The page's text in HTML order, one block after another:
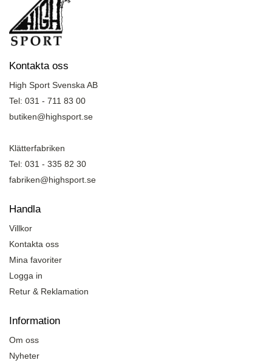
Kontakta oss
High Sport Svenska AB
Tel: 031 - 711 83 00
butiken@highsport.se
Klätterfabriken
Tel: 031 - 335 82 30
fabriken@highsport.se
Handla
Villkor
Kontakta oss
Mina favoriter
Logga in
Retur & Reklamation
Information
Om oss
Nyheter